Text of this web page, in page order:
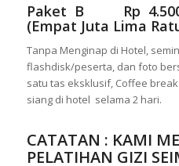
Paket B Rp
(Empat Juta Lima
Tanpa Menginap di Hotel,
flashdisk/peserta, dan foto
satu tas eksklusif, Coffee
siang di hotel selama 2 hari.
CATATAN : KAMI
PELATIHAN GIZI